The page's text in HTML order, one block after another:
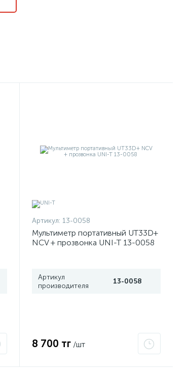
Артикул: 13-0058
Мультиметр портативный UT33D+
NCV + прозвонка UNI-T 13-0058
Артикул
производителя
13-0058
8 700 тг /шт